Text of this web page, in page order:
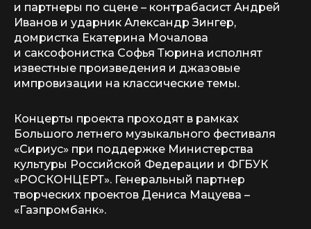
и партнеры по сцене – контрабасист Андрей
Иванов и ударник Александр Зингер,
домристка Екатерина Мочалова
и саксофонистка Софья Тюрина исполнят
известные произведения и джазовые
импровизации на классические темы.
Концерты проекта проходят в рамках
Большого летнего музыкального фестиваля
«Сириус» при поддержке Министерства
культуры Российской Федерации и ФГБУК
«РОСКОНЦЕРТ». Генеральный партнер
творческих проектов Дениса Мацуева –
«Газпромбанк».